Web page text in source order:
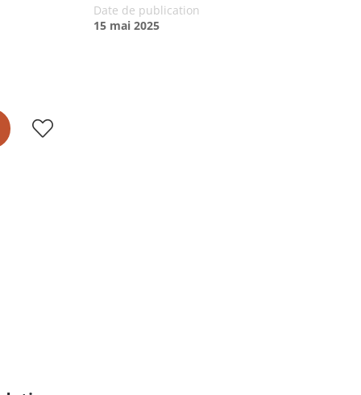
Date de publication
15 mai 2025